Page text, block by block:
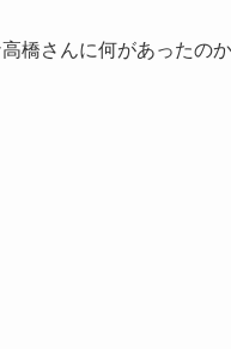
橋さんに何があったの